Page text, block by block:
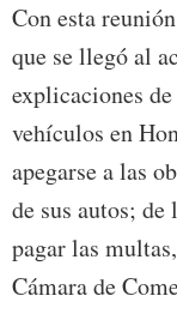
Con esta
que se llegó al
explicaciones
vehículos en
apegarse a las
de sus autos;
pagar las
Cámara de